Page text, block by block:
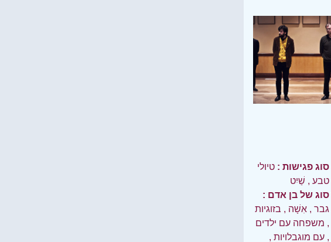
סוג פגישות : טיולי
טבע , שַׁיִט
סוג של בן אדם :
גבר , אִשָׁה , בזוגיות
, משפחה עם ילדים
, עם מוגבלויות ,